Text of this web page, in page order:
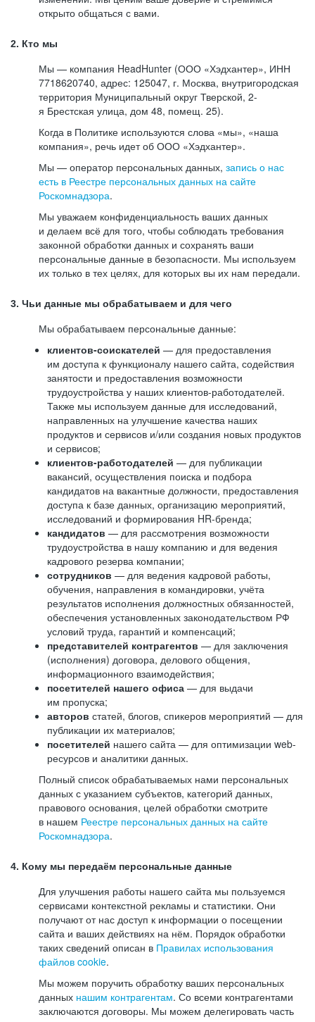
открыто общаться с вами.
2. Кто мы
Мы — компания HeadHunter (ООО «Хэдхантер», ИНН
7718620740, адрес: 125047, г. Москва, внутригородская
территория Муниципальный округ Тверской, 2-
я Брестская улица, дом 48, помещ. 25).
Когда в Политике используются слова «мы», «наша
компания», речь идет об ООО «Хэдхантер».
Мы — оператор персональных данных, запись о нас
есть в Реестре персональных данных на сайте
Роскомнадзора.
Мы уважаем конфиденциальность ваших данных
и делаем всё для того, чтобы соблюдать требования
законной обработки данных и сохранять ваши
персональные данные в безопасности. Мы используем
их только в тех целях, для которых вы их нам передали.
3. Чьи данные мы обрабатываем и для чего
Мы обрабатываем персональные данные:
клиентов-соискателей — для предоставления
им доступа к функционалу нашего сайта, содействия
занятости и предоставления возможности
трудоустройства у наших клиентов-работодателей.
Также мы используем данные для исследований,
направленных на улучшение качества наших
продуктов и сервисов и/или создания новых продуктов
и сервисов;
клиентов-работодателей — для публикации
вакансий, осуществления поиска и подбора
кандидатов на вакантные должности, предоставления
доступа к базе данных, организацию мероприятий,
исследований и формирования HR-бренда;
кандидатов — для рассмотрения возможности
трудоустройства в нашу компанию и для ведения
кадрового резерва компании;
сотрудников — для ведения кадровой работы,
обучения, направления в командировки, учёта
результатов исполнения должностных обязанностей,
обеспечения установленных законодательством РФ
условий труда, гарантий и компенсаций;
представителей контрагентов — для заключения
(исполнения) договора, делового общения,
информационного взаимодействия;
посетителей нашего офиса — для выдачи
им пропуска;
авторов статей, блогов, спикеров мероприятий — для
публикации их материалов;
посетителей нашего сайта — для оптимизации web-
ресурсов и аналитики данных.
Полный список обрабатываемых нами персональных
данных с указанием субъектов, категорий данных,
правового основания, целей обработки смотрите
в нашем Реестре персональных данных на сайте
Роскомнадзора.
4. Кому мы передаём персональные данные
Для улучшения работы нашего сайта мы пользуемся
сервисами контекстной рекламы и статистики. Они
получают от нас доступ к информации о посещении
сайта и ваших действиях на нём. Порядок обработки
таких сведений описан в Правилах использования
файлов cookie.
Мы можем поручить обработку ваших персональных
данных нашим контрагентам. Со всеми контрагентами
заключаются договоры. Мы можем делегировать часть